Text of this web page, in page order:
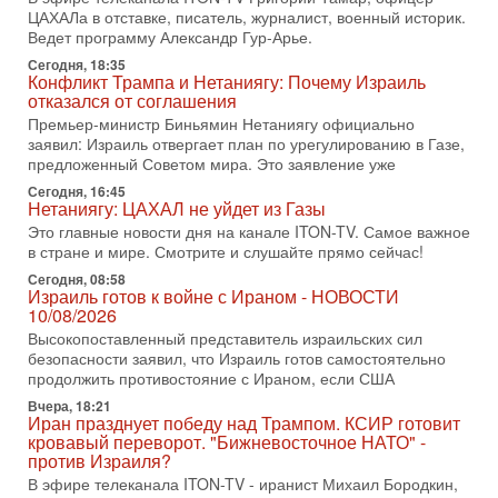
«Либо в армию — либо в тюрьму?»
Ситуация вокруг призыва ультраортодоксов в ЦАХАЛ
достигла точки кипения. Попытки принять закон,
освобождающий уклоняющихся харедим от арестов,
3-08-2026, 17:18
Хватит отменять атаки! ЦАХАЛ - не игрушка!
Израиль готов ударить по Ирану!
В эфире телеканала ITON-TV Григорий Тамар, офицер
ЦАХАЛа в отставке, писатель, журналист, военный историк.
Ведет программу Александр Гур-Арье.
3-08-2026, 15:23
Иран задыхается. КСИР готовит удар! Россия теряет
последних союзников. Путин - псих!
В эфире ITON-TV доктор Эльдар Намазов , историк,
политолог, в прошлом – помощник Президента
Азербайджана Гейдара Алиева . Ведет программу
Александр
3-08-2026, 11:09
Выборы в Израиле в опасности?! ШАБАК формирует
спецотдел
В этом выпуске мы разбираем одну из самых тревожных
тем израильской политики. Известно, что израильская
Служба общей безопасности (ШАБАК) создала
ЦАХАЛа в отставке, писатель, журналист, военный историк.
Ведет программу Александр Гур-Арье.
Сегодня, 18:35
Конфликт Трампа и Нетаниягу: Почему Израиль
отказался от соглашения
Премьер-министр Биньямин Нетаниягу официально
заявил: Израиль отвергает план по урегулированию в Газе,
предложенный Советом мира. Это заявление уже
Сегодня, 16:45
Нетаниягу: ЦАХАЛ не уйдет из Газы
Это главные новости дня на канале ITON-TV. Самое важное
в стране и мире. Смотрите и слушайте прямо сейчас!
Сегодня, 08:58
Израиль готов к войне с Ираном - НОВОСТИ
10/08/2026
Высокопоставленный представитель израильских сил
безопасности заявил, что Израиль готов самостоятельно
продолжить противостояние с Ираном, если США
Вчера, 18:21
Иран празднует победу над Трампом. КСИР готовит
кровавый переворот. "Бижневосточное НАТО" -
против Израиля?
В эфире телеканала ITON-TV - иранист Михаил Бородкин,